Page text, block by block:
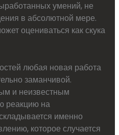
умений, не
в абсолютной мере.
оцениваться как скука
любая новая работа
заманчивой.
и неизвестным
реакцию на
именно
которое случается